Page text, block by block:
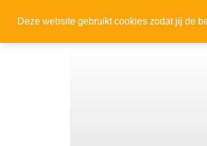
Deze website gebruikt cookies zodat jij de